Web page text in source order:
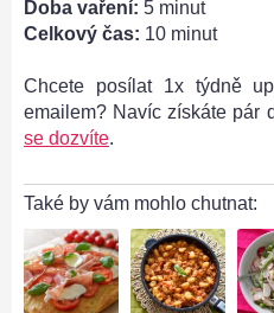
Doba vaření: 5 minut
Celkový čas: 10 minut
Chcete posílat 1x týdně
emailem? Navíc získáte pár
se dozvíte.
Také by vám mohlo chutnat: